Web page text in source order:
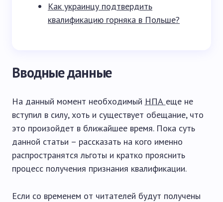
Как украинцу подтвердить
квалификацию горняка в Польше?
Вводные данные
На данный момент необходимый НПА еще не
вступил в силу, хоть и существует обещание, что
это произойдет в ближайшее время. Пока суть
данной статьи – рассказать на кого именно
распространятся льготы и кратко прояснить
процесс получения признания квалификации.
Если со временем от читателей будут получены